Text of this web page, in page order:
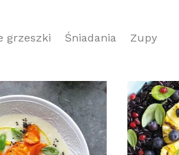
grzeszki Śniadania Zupy